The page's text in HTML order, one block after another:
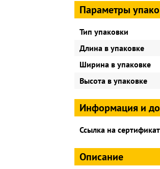
Параметры
Тип упаковки
Длина в упаковке
Ширина в упаковке
Высота в упаковке
Информация и
Ссылка на сертификат
Описание